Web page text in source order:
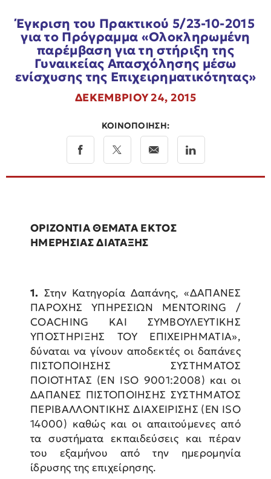
Έγκριση του Πρακτικού 5/23-10-2015
για το Πρόγραμμα «Ολοκληρωμένη
παρέμβαση για τη στήριξη της
Γυναικείας Απασχόλησης μέσω
ενίσχυσης της Επιχειρηματικότητας»
ΔΕΚΕΜΒΡΙΟΥ 24, 2015
ΚΟΙΝΟΠΟΙΗΣΗ:
ΟΡΙΖΟΝΤΙΑ ΘΕΜΑΤΑ ΕΚΤΟΣ
ΗΜΕΡΗΣΙΑΣ ΔΙΑΤΑΞΗΣ
1. Στην Κατηγορία Δαπάνης, «ΔΑΠΑΝΕΣ
ΠΑΡΟΧΗΣ ΥΠΗΡΕΣΙΩΝ MENTORING /
COACHING ΚΑΙ ΣΥΜΒΟΥΛΕΥΤΙΚΗΣ
ΥΠΟΣΤΗΡΙΞΗΣ ΤΟΥ ΕΠΙΧΕΙΡΗΜΑΤΙΑ»,
δύναται να γίνουν αποδεκτές οι δαπάνες
ΠΙΣΤΟΠΟΙΗΣΗΣ ΣΥΣΤΗΜΑΤΟΣ
ΠΟΙΟΤΗΤΑΣ (EN ISO 9001:2008) και οι
ΔΑΠΑΝΕΣ ΠΙΣΤΟΠΟΙΗΣΗΣ ΣΥΣΤΗΜΑΤΟΣ
ΠΕΡΙΒΑΛΛΟΝΤΙΚΗΣ ΔΙΑΧΕΙΡΙΣΗΣ (EN ISO
14000) καθώς και οι απαιτούμενες από
τα συστήματα εκπαιδεύσεις και πέραν
του εξαμήνου από την ημερομηνία
ίδρυσης της επιχείρησης.